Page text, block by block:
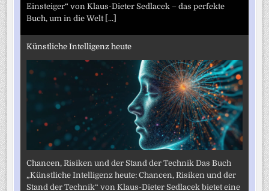
Einsteiger“ von Klaus-Dieter Sedlacek – das perfekte
Buch, um in die Welt [...]
Künstliche Intelligenz heute
Chancen, Risiken und der Stand der Technik Das Buch
„Künstliche Intelligenz heute: Chancen, Risiken und der
Stand der Technik“ von Klaus-Dieter Sedlacek bietet eine